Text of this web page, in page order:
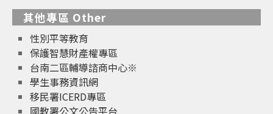
其他專區 Other
性別平等教育
保護智慧財產權專區
台南二區輔導諮商中心※
學生事務資訊網
移民署ICERD專區
國教署公文公告平台